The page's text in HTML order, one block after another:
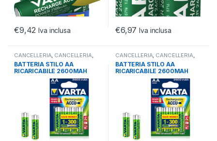
€9,42 Iva inclusa €6,97 Iva inclusa
CANCELLERIA, CANCELLERIA,
OFFICE
BATTERIA STILO AA
RICARICABILE 2600MAH
CONF.BLISTER 4PZ
CANCELLERIA, CANCELLERIA,
OFFICE
BATTERIA STILO AA
RICARICABILE 2600MAH
CONF.BLISTER 4PZ